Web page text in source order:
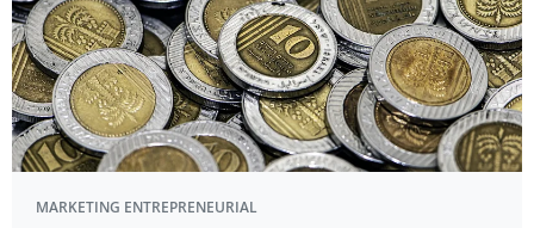
MARKETING ENTREPRENEURIAL